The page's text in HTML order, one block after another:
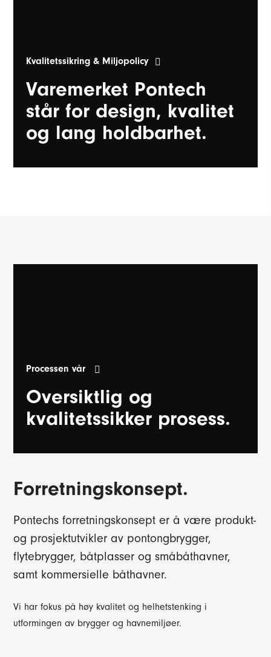
Kvalitetssikring & Miljopolicy
Varemerket Pontech
står for design, kvalitet
og lang holdbarhet.
Processen vår
Oversiktlig og
kvalitetssikker prosess.
Forretningskonsept.
Pontechs forretningskonsept er å være produkt-
og prosjektutvikler av pontongbrygger,
flytebrygger, båtplasser og småbåthavner,
samt kommersielle båthavner.
Vi har fokus på høy kvalitet og helhetstenking i
utformingen av brygger og havnemiljøer.